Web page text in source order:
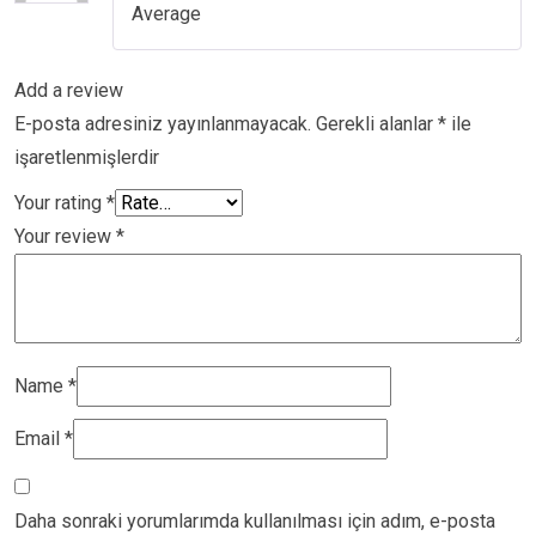
Average
Add a review
E-posta adresiniz yayınlanmayacak. Gerekli alanlar * ile
işaretlenmişlerdir
Your rating *
Your review *
Name *
Email *
Daha sonraki yorumlarımda kullanılması için adım, e-posta